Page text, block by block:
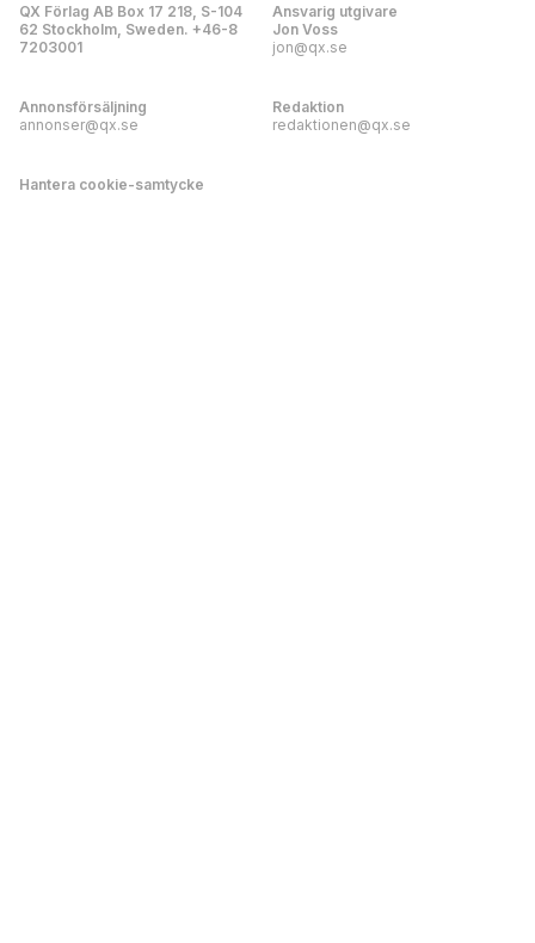
QX Förlag AB Box 17 218, S-104
62 Stockholm, Sweden. +46-8
7203001
Ansvarig utgivare
Jon Voss
jon@qx.se
Annonsförsäljning
annonser@qx.se
Redaktion
redaktionen@qx.se
Hantera cookie-samtycke